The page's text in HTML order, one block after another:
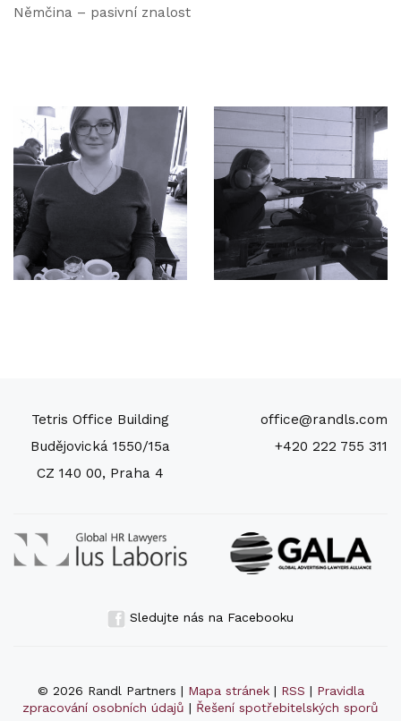
Němčina – pasivní znalost
Tetris Office Building
Budějovická 1550/15a
CZ 140 00, Praha 4
office@randls.com
+420 222 755 311
Sledujte nás na Facebooku
© 2026 Randl Partners | Mapa stránek| RSS | Pravidla
zpracování osobních údajů | Řešení spotřebitelských sporů